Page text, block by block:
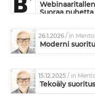
Suoraa
26.1.2026/ in
15.12.2025/ in